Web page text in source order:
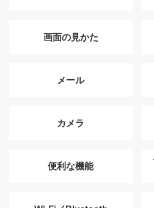
画面の見かた
メール
カメラ
便利な機能